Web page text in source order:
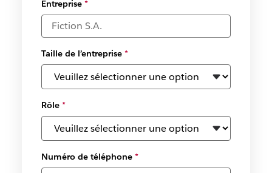
Entreprise*
Taille de l’entreprise*
Rôle*
Numéro de téléphone*